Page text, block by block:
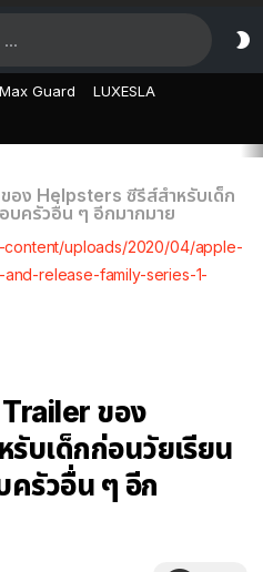
Max Guard LUXESLA
ง Helpsters ซีรีส์สำหรับเด็ก
บครัวอื่น ๆ อีกมากมาย
content/uploads/2020/04/apple-
release-family-series-1-
ของ
บเด็กก่อนวัยเรียน
รัวอื่น ๆ อีก